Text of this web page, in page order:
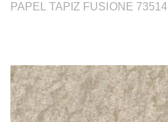
PAPEL TAPIZ FUSIONE 73514